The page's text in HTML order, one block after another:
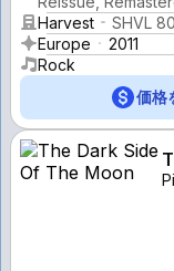
Harvest
SHVL
Europe
2011
Rock
価格